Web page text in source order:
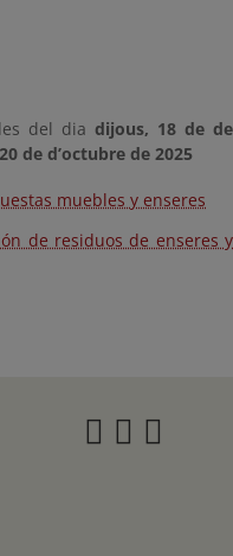
del dia dijous, 18 de de
de d’octubre de 2025
muebles y enseres
de residuos de enseres y